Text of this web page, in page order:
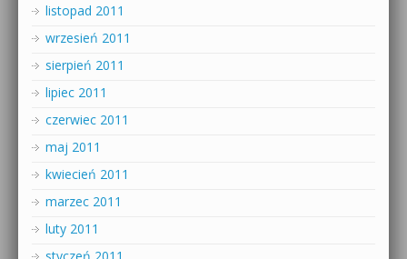
listopad 2011
wrzesień 2011
sierpień 2011
lipiec 2011
czerwiec 2011
maj 2011
kwiecień 2011
marzec 2011
luty 2011